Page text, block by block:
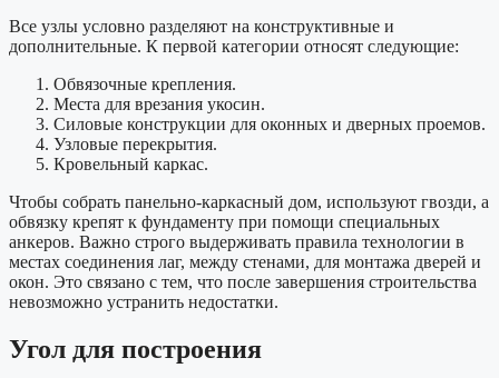
Все узлы условно разделяют на конструктивные и
дополнительные. К первой категории относят следующие:
Обвязочные крепления.
Места для врезания укосин.
Силовые конструкции для оконных и дверных проемов.
Узловые перекрытия.
Кровельный каркас.
Чтобы собрать панельно-каркасный дом, используют гвозди, а
обвязку крепят к фундаменту при помощи специальных
анкеров. Важно строго выдерживать правила технологии в
местах соединения лаг, между стенами, для монтажа дверей и
окон. Это связано с тем, что после завершения строительства
невозможно устранить недостатки.
Угол для построения